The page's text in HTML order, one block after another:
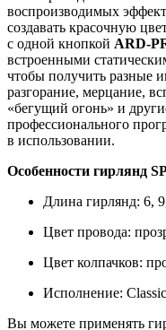
воспроизводимых
создавать красочную
с одной кнопкой ARD-
встроенными
чтобы получить разные
разгорание, мерцание,
«бегущий огонь» и
профессионального
в использовании.
Особенности гирлянд
Длина гирлянд: 6,
Цвет провода:
Цвет колпачков:
Исполнение:
Вы можете применять